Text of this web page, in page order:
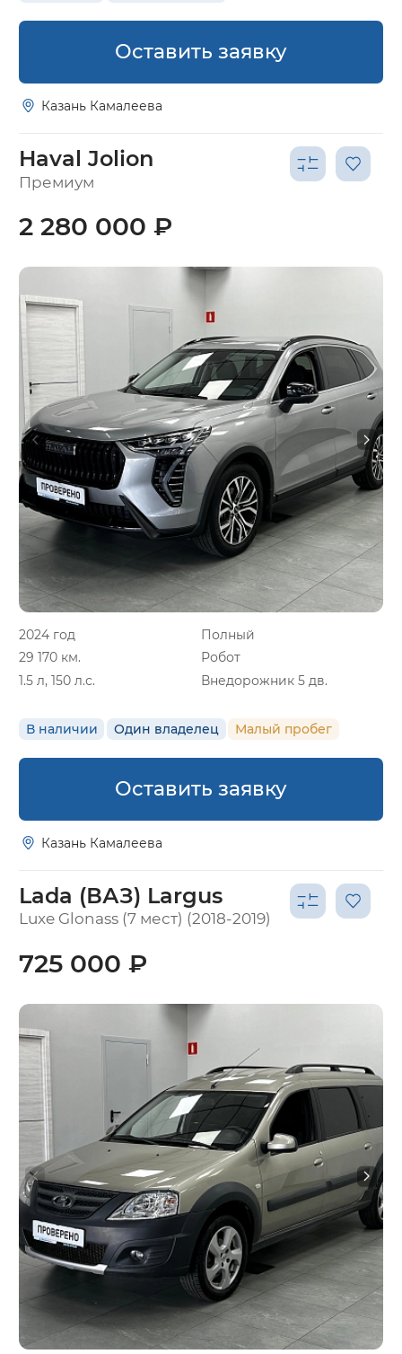
Оставить заявку
Казань Камалеева
Haval Jolion
Премиум
2024 год
Полный
29 170 км.
Робот
1.5 л, 150 л.с.
Внедорожник 5 дв.
В наличии Один владелец Малый пробег
2 280 000 ₽
Оставить заявку
Казань Камалеева
Lada (ВАЗ) Largus
Luxe Glonass (7 мест) (2018-2019)
725 000 ₽